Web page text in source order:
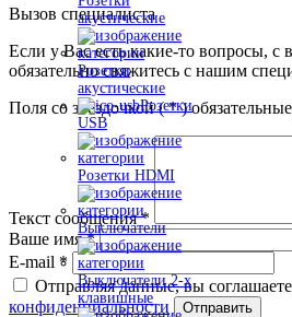
акустические
Розетки
акустические
Розетки
USB
Розетки HDMI
Выключатели
Выключатели 2-х
клавишные
Вызов специалиста
Если у Вас есть какие-то вопросы, с
обязательно свяжитесь с нашим
Поля со звездочкой (*)
Текст сообщения*
Ваше имя*
E-mail *
Отправляя данные, вы
конфиденциальности
Отправить